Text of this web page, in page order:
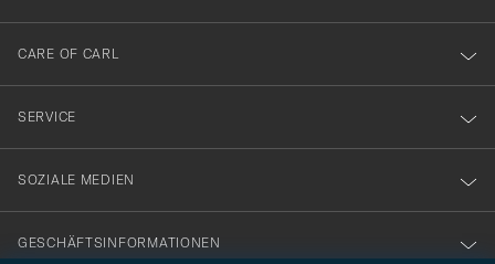
dig
till
vårt
nyhetsbrev!
CARE OF CARL
SERVICE
SOZIALE MEDIEN
GESCHÄFTSINFORMATIONEN